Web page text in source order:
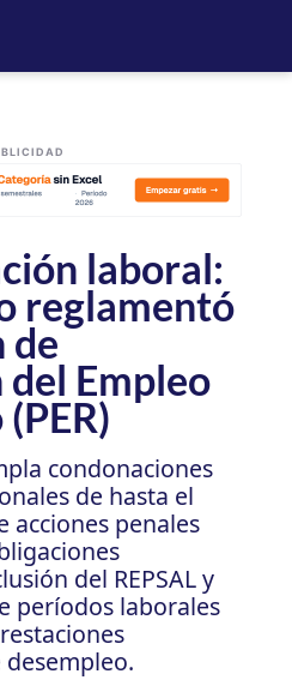
laboral:
reglamentó
de
Empleo
condonaciones
de hasta el
acciones penales
del REPSAL y
períodos laborales